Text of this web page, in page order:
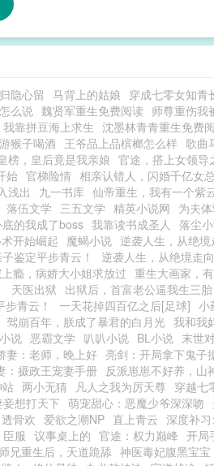
归隐心留 马背上的姑娘 穿成七零女知青
么说 魏贤军重生免费阅读 师尊重伤我
我靠拼豆海上求生 沈墨林青青重生免费
猴子喝酒 王爷品上品槟榔怎么样 歌曲
榜，皇后竟是我亲娘 官途，搭上女领导
始 官梯险情 相亲认错人，闪婚千亿女
浅出 九一书库 仙帝重生，我有一个紫
落伍文学 三五文学 精英小说网 为夫
的我成了boss 我靠读书成圣人 落尘
开始崛起 魔蝎小说 逆袭人生，从绝
鉴定平步青云！ 逆袭人生，从绝境走
瘾，病娇大小姐求放过 重生大画家，
天医出狱 出狱后，首富老公逼我生三胎
青云！ 一天花掉四百亿之后[足球] 小
驾崩百年，朕成了暴君的白月光 我和我
说 恶霸文学 叭叭小说 BL小说 末世
妻：老师，晚上好 亮剑：开局拿下鬼子
：摄政王宠妻手册 反派崽崽不好养，山
两小无猜 凡人之我为厉天尊 穿越七
想打天下 萌宠甜心：恶魔少爷深深吻
透骨欢 爱欲之潮NP 直上青云 深度补习
臣服 议事桌上的 官途：权力巅峰 开局
兄重生后，天道跪舔 神医毒妃腹黑宝宝